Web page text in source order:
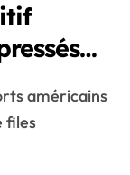
files